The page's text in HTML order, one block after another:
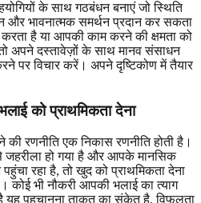
के साथ गठबंधन बनाएं जो स्थिति
भावनात्मक समर्थन प्रदान कर सकता
है या आपकी काम करने की क्षमता को
अपने दस्तावेज़ों के साथ मानव संसाधन
पर विचार करें। अपने दृष्टिकोण में तैयार
को प्राथमिकता देना
रणनीति एक निकास रणनीति होती है।
जहरीला हो गया है और आपके मानसिक
रहा है, तो खुद को प्राथमिकता देना
भी नौकरी आपकी भलाई का त्याग
पहचानना ताकत का संकेत है, विफलता